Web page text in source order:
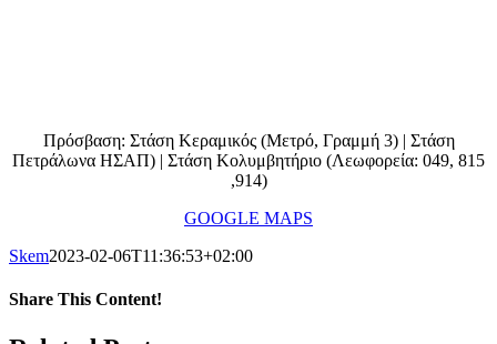
Πρόσβαση: Στάση Κεραμικός (Μετρό, Γραμμή 3) | Στάση
Πετράλωνα ΗΣΑΠ) | Στάση Κολυμβητήριο (Λεωφορεία: 049, 815
,914)
GOOGLE MAPS
Skem2023-02-06T11:36:53+02:00
Share This Content!